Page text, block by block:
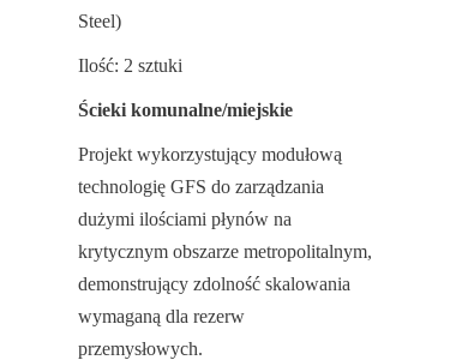
Steel)
Ilość: 2 sztuki
Ścieki komunalne/miejskie
Projekt wykorzystujący modułową
technologię GFS do zarządzania
dużymi ilościami płynów na
krytycznym obszarze metropolitalnym,
demonstrujący zdolność skalowania
wymaganą dla rezerw
przemysłowych.